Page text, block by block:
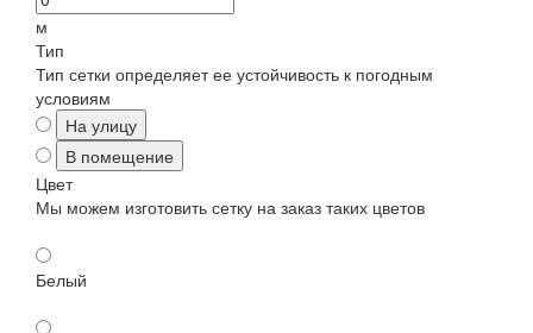
м
Тип
Тип сетки определяет ее устойчивость к погодным
условиям
На улицу
В помещение
Цвет
Мы можем изготовить сетку на заказ таких цветов
Белый